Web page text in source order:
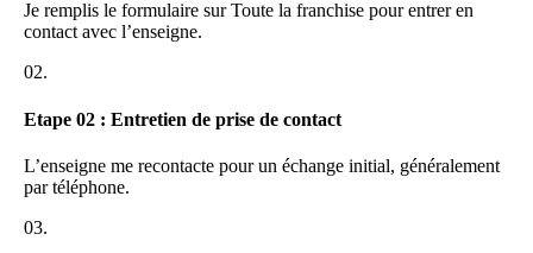
chacun peut apporter sa pierre à l’édifice. Toute suggestion
visant à faire grandir la marque est bonne à prendre.
**Les forces de l’enseigne :
Un concept original avec un positionnement unique
Une forte présence sur les réseaux sociaux
Je remplis le formulaire sur Toute la franchise pour entrer en
contact avec l’enseigne.
02.
Etape 02 : Entretien de prise de contact
L’enseigne me recontacte pour un échange initial, généralement
par téléphone.
03.